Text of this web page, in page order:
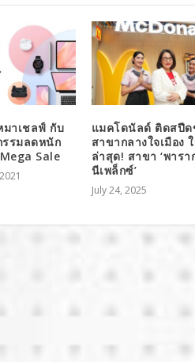
มาเชลฟ์ กับ
รมลดหนัก
Sale
แมคโดนัลด์ ติดสปีด
สาขากลางใจเมือง
ล่าสุด! สาขา ‘พาร
นีเพล็กซ์’
July 24, 2025